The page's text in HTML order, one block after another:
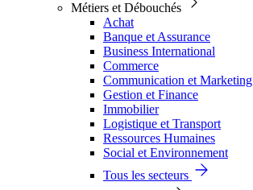
Métiers et Débouchés
Achat
Banque et Assurance
Business International
Commerce
Communication et Marketing
Gestion et Finance
Immobilier
Logistique et Transport
Ressources Humaines
Social et Environnement
Tous les secteurs